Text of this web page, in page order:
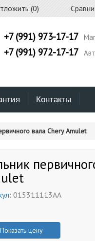
(0)
+7 (991) 973-17-17
+7 (991) 972-17-17
Контакты
вала Chery Amulet
015311113AA
Показать цену